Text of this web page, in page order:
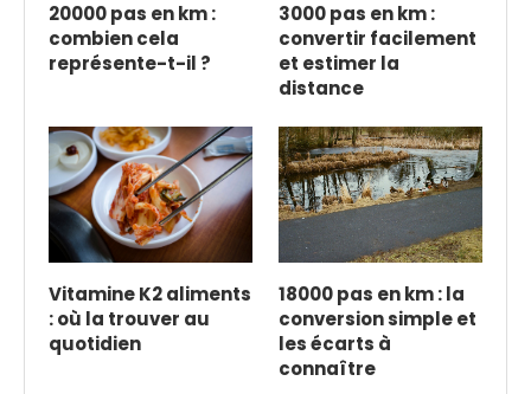
20000 pas en km :
combien cela
représente-t-il ?
3000 pas en km :
convertir facilement
et estimer la
distance
Vitamine K2 aliments
: où la trouver au
quotidien
18000 pas en km : la
conversion simple et
les écarts à
connaître